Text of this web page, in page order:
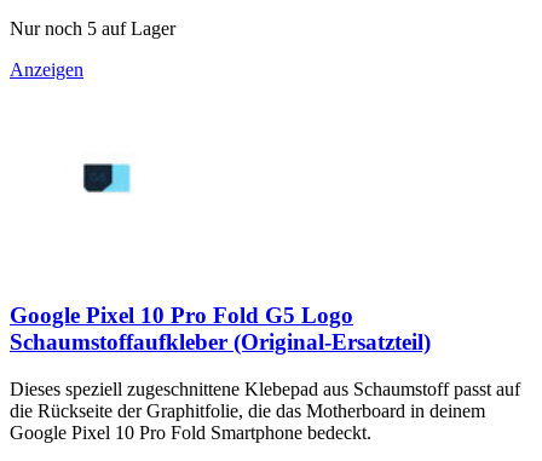
Nur noch 5 auf Lager
Anzeigen
Google Pixel 10 Pro Fold G5 Logo
Schaumstoffaufkleber (Original-Ersatzteil)
Dieses speziell zugeschnittene Klebepad aus Schaumstoff passt auf
die Rückseite der Graphitfolie, die das Motherboard in deinem
Google Pixel 10 Pro Fold Smartphone bedeckt.